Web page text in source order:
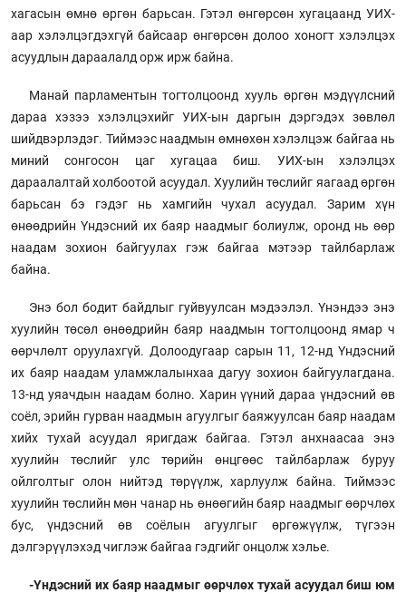
хагасын өмнө өргөн барьсан. Гэтэл өнгөрсөн хугацаанд УИХ-
аар хэлэлцэгдэхгүй байсаар өнгөрсөн долоо хоногт хэлэлцэх
асуудлын дараалалд орж ирж байна.
Манай парламентын тогтолцоонд хууль өргөн мэдүүлсний
дараа хэзээ хэлэлцэхийг УИХ-ын даргын дэргэдэх зөвлөл
шийдвэрлэдэг. Тиймээс наадмын өмнөхөн хэлэлцэж байгаа нь
миний сонгосон цаг хугацаа биш. УИХ-ын хэлэлцэх
дараалалтай холбоотой асуудал. Хуулийн төслийг яагаад өргөн
барьсан бэ гэдэг нь хамгийн чухал асуудал. Зарим хүн
өнөөдрийн Үндэсний их баяр наадмыг болиулж, оронд нь өөр
наадам зохион байгуулах гэж байгаа мэтээр тайлбарлаж
байна.
Энэ бол бодит байдлыг гуйвуулсан мэдээлэл. Үнэндээ энэ
хуулийн төсөл өнөөдрийн баяр наадмын тогтолцоонд ямар ч
өөрчлөлт оруулахгүй. Долоодугаар сарын 11, 12-нд Үндэсний
их баяр наадам уламжлалынхаа дагуу зохион байгуулагдана.
13-нд уяачдын наадам болно. Харин үүний дараа үндэсний өв
соёл, эрийн гурван наадмын агуулгыг баяжуулсан баяр наадам
хийх тухай асуудал яригдаж байгаа. Гэтэл анхнаасаа энэ
хуулийн төслийг улс төрийн өнцгөөс тайлбарлаж буруу
ойлголтыг олон нийтэд төрүүлж, харлуулж байна. Тиймээс
хуулийн төслийн мөн чанар нь өнөөгийн баяр наадмыг өөрчлөх
бус, үндэсний өв соёлын агуулгыг өргөжүүлж, түгээн
дэлгэрүүлэхэд чиглэж байгаа гэдгийг онцолж хэлье.
-Үндэсний их баяр наадмыг өөрчлөх тухай асуудал биш юм